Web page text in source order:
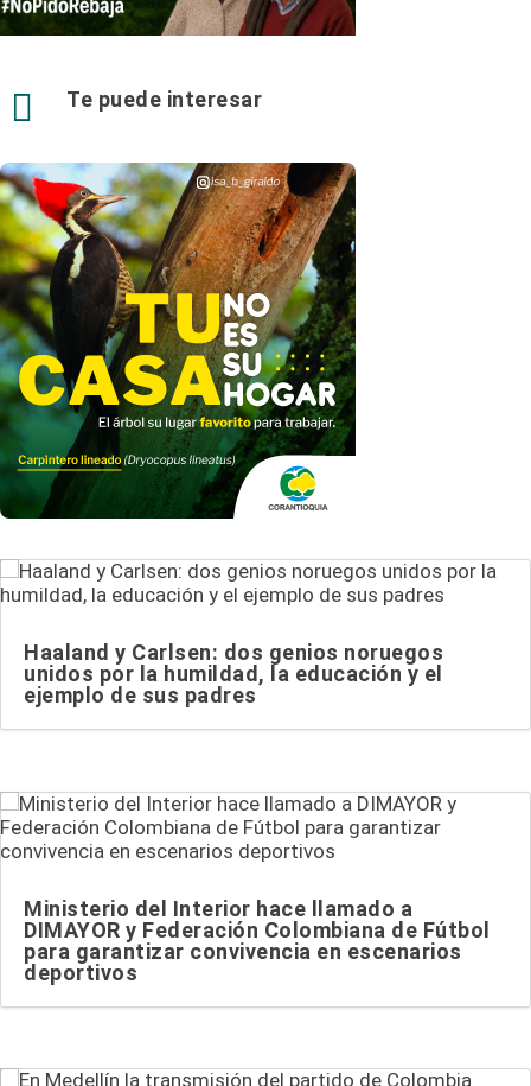
 Te puede interesar
Haaland y Carlsen: dos genios noruegos
unidos por la humildad, la educación y el
ejemplo de sus padres
Ministerio del Interior hace llamado a
DIMAYOR y Federación Colombiana de Fútbol
para garantizar convivencia en escenarios
deportivos